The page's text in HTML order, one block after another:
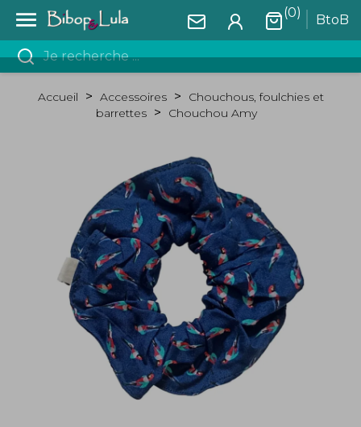
 BtoB
(0)
Accueil Accessoires
Chouchous, foulchies et
barrettes
Chouchou Amy